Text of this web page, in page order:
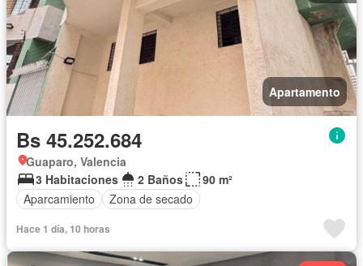
Apartamento
Bs 45.252.684
Guaparo, Valencia
3 Habitaciones
2 Baños
90 m²
Aparcamiento
Zona de secado
Hace 1 día, 10 horas